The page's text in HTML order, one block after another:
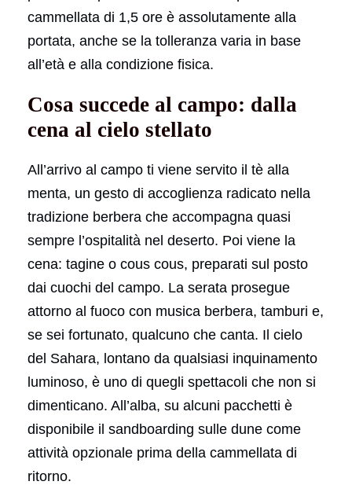
cammellata di 1,5 ore è assolutamente alla
portata, anche se la tolleranza varia in base
all’età e alla condizione fisica.
Cosa succede al campo: dalla
cena al cielo stellato
All’arrivo al campo ti viene servito il tè alla
menta, un gesto di accoglienza radicato nella
tradizione berbera che accompagna quasi
sempre l’ospitalità nel deserto. Poi viene la
cena: tagine o cous cous, preparati sul posto
dai cuochi del campo. La serata prosegue
attorno al fuoco con musica berbera, tamburi e,
se sei fortunato, qualcuno che canta. Il cielo
del Sahara, lontano da qualsiasi inquinamento
luminoso, è uno di quegli spettacoli che non si
dimenticano. All’alba, su alcuni pacchetti è
disponibile il sandboarding sulle dune come
attività opzionale prima della cammellata di
ritorno.